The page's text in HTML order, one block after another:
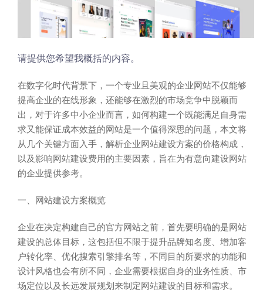
请提供您希望我概括的内容。
在数字化时代背景下，一个专业且美观的企业网站不仅能够
提高企业的在线形象，还能够在激烈的市场竞争中脱颖而
出，对于许多中小企业而言，如何构建一个既能满足自身需
求又能保证成本效益的网站是一个值得深思的问题，本文将
从几个关键方面入手，解析企业网站建设方案的价格构成，
以及影响网站建设费用的主要因素，旨在为有意向建设网站
的企业提供参考。
一、网站建设方案概览
企业在决定构建自己的官方网站之前，首先要明确的是网站
建设的总体目标，这包括但不限于提升品牌知名度、增加客
户转化率、优化搜索引擎排名等，不同目的所要求的功能和
设计风格也会有所不同，企业需要根据自身的业务性质、市
场定位以及长远发展规划来制定网站建设的目标和需求。